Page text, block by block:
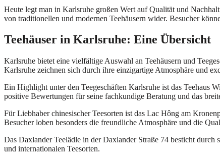
Heute legt man in Karlsruhe großen Wert auf Qualität und
von traditionellen und modernen Teehäusern wider. Besucher
Teehäuser in Karlsruhe: Eine Übersicht
Karlsruhe bietet eine vielfältige Auswahl an Teehäusern und
Karlsruhe zeichnen sich durch ihre einzigartige Atmosphäre und
Ein Highlight unter den Teegeschäften Karlsruhe ist das Teehaus
positive Bewertungen für seine fachkundige Beratung und das
Für Liebhaber chinesischer Teesorten ist das Lac Hông am
Besucher loben besonders die freundliche Atmosphäre und die
Das Daxlander Teelädle in der Daxlander Straße 74 besticht
und internationalen Teesorten.